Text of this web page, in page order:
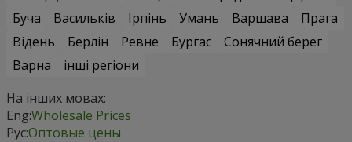
Буча
Васильків Ірпінь Умань Варшава
Прага
Відень
Берлін Ревне Бургас
Сонячний берег
Варна
інші регіони
На інших мовах:
Eng:Wholesale Prices
Рус:Оптовые цены